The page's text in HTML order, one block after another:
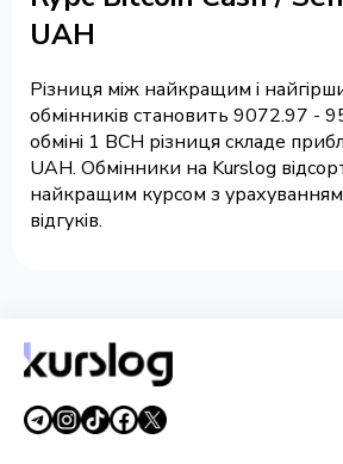
UAH
Різниця між найкращим і
обмінників становить 9072.97 -
обміні 1 BCH різниця складе
UAH. Обмінники на Kurslog
найкращим курсом з урахуванням
відгуків.